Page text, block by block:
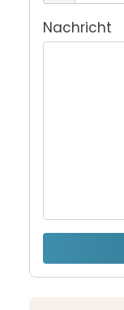
Nachricht